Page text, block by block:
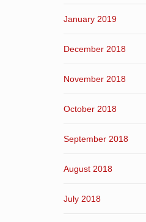
January 2019
December 2018
November 2018
October 2018
September 2018
August 2018
July 2018